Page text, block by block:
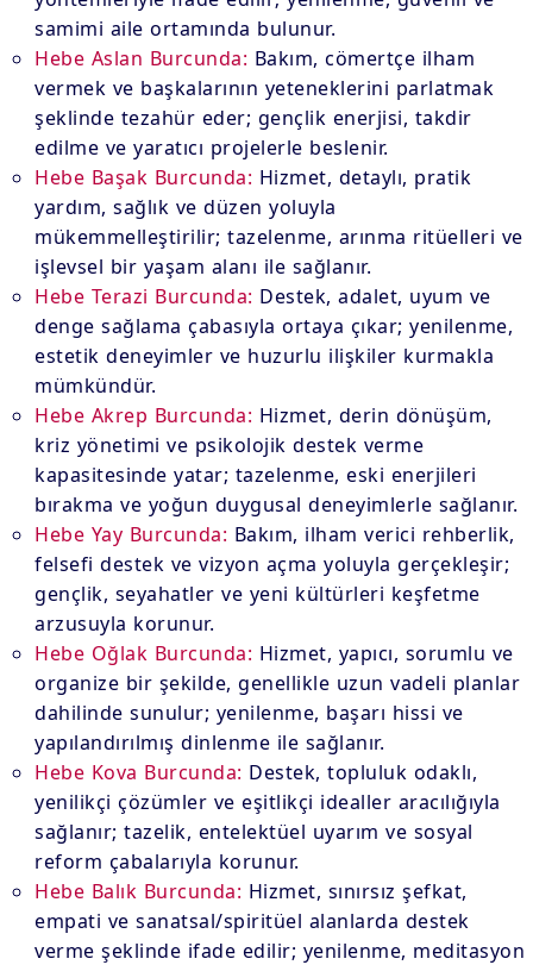
samimi aile ortamında bulunur.
Hebe Aslan Burcunda: Bakım, cömertçe ilham
vermek ve başkalarının yeteneklerini parlatmak
şeklinde tezahür eder; gençlik enerjisi, takdir
edilme ve yaratıcı projelerle beslenir.
Hebe Başak Burcunda: Hizmet, detaylı, pratik
yardım, sağlık ve düzen yoluyla
mükemmelleştirilir; tazelenme, arınma ritüelleri ve
işlevsel bir yaşam alanı ile sağlanır.
Hebe Terazi Burcunda: Destek, adalet, uyum ve
denge sağlama çabasıyla ortaya çıkar; yenilenme,
estetik deneyimler ve huzurlu ilişkiler kurmakla
mümkündür.
Hebe Akrep Burcunda: Hizmet, derin dönüşüm,
kriz yönetimi ve psikolojik destek verme
kapasitesinde yatar; tazelenme, eski enerjileri
bırakma ve yoğun duygusal deneyimlerle sağlanır.
Hebe Yay Burcunda: Bakım, ilham verici rehberlik,
felsefi destek ve vizyon açma yoluyla gerçekleşir;
gençlik, seyahatler ve yeni kültürleri keşfetme
arzusuyla korunur.
Hebe Oğlak Burcunda: Hizmet, yapıcı, sorumlu ve
organize bir şekilde, genellikle uzun vadeli planlar
dahilinde sunulur; yenilenme, başarı hissi ve
yapılandırılmış dinlenme ile sağlanır.
Hebe Kova Burcunda: Destek, topluluk odaklı,
yenilikçi çözümler ve eşitlikçi idealler aracılığıyla
sağlanır; tazelik, entelektüel uyarım ve sosyal
reform çabalarıyla korunur.
Hebe Balık Burcunda: Hizmet, sınırsız şefkat,
empati ve sanatsal/spiritüel alanlarda destek
verme şeklinde ifade edilir; yenilenme, meditasyon